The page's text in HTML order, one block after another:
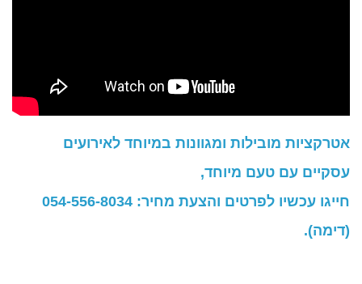
אטרקציות מובילות ומגוונות במיוחד לאירועים
עסקיים עם טעם מיוחד,
חייגו עכשיו לפרטים והצעת מחיר: 054-556-8034
(דימה).